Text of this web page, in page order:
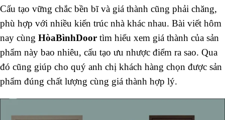
Cấu tạo vững chắc bền bĩ và giá thành cũng phải chăng,
phù hợp với nhiều kiến trúc nhà khác nhau. Bài viết hôm
nay cùng HòaBìnhDoor tìm hiểu xem giá thành của sản
phẩm này bao nhiêu, cấu tạo ưu nhược điểm ra sao. Qua
đó cũng giúp cho quý anh chị khách hàng chọn được sản
phẩm đúng chất lượng cùng giá thành hợp lý.